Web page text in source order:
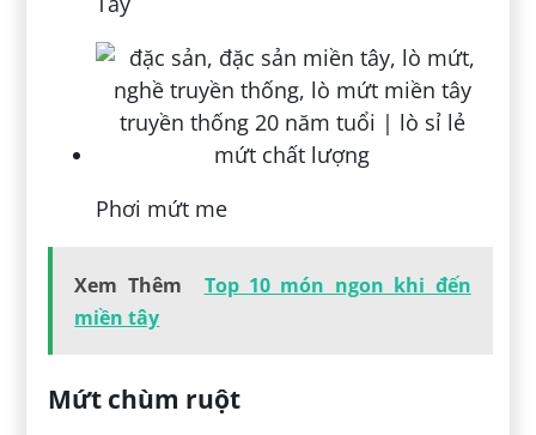
Phơi mứt me
Xem Thêm
Top 10 món ngon khi đến
miền tây
Mứt chùm ruột